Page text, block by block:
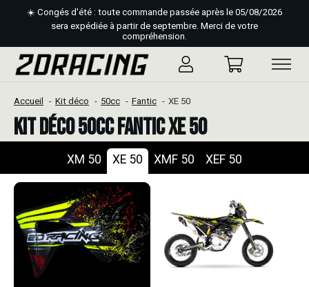
☀️ Congés d'été : toute commande passée après le 05/08/2026
sera expédiée à partir de septembre. Merci de votre
compréhension.
Accueil Kit déco 50cc Fantic XE 50
Kit déco 50cc Fantic XE 50
XM 50 XE 50 XMF 50 XEF 50